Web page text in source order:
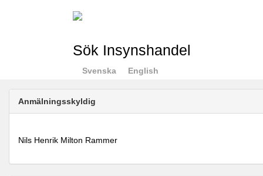
Sök Insynshandel
Svenska English
Anmälningsskyldig
Nils Henrik Milton Rammer